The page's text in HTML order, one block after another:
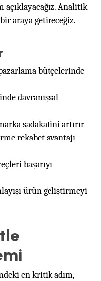
açıklayacağız. Analitik
araya getireceğiz.
bütçelerinde
davranışsal
sadakatini artırır
rekabet avantajı
başarıyı
ürün geliştirmeyi
en kritik adım,